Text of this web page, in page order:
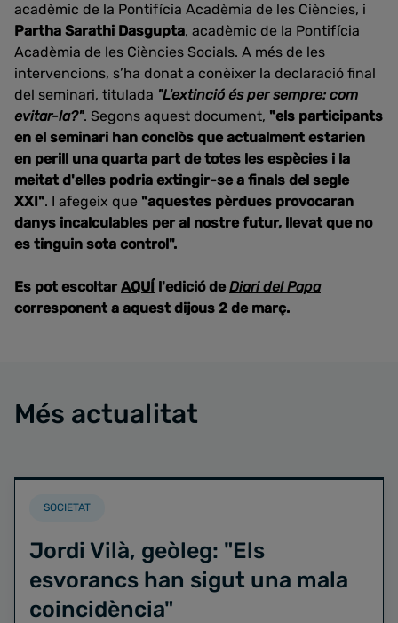
acadèmic de la Pontifícia Acadèmia de les Ciències, i
Partha Sarathi Dasgupta, acadèmic de la Pontifícia
Acadèmia de les Ciències Socials. A més de les
intervencions, s’ha donat a conèixer la declaració final
del seminari, titulada "L'extinció és per sempre: com
evitar-la?". Segons aquest document, "els participants
en el seminari han conclòs que actualment estarien
en perill una quarta part de totes les espècies i la
meitat d'elles podria extingir-se a finals del segle
XXI". I afegeix que "aquestes pèrdues provocaran
danys incalculables per al nostre futur, llevat que no
es tinguin sota control".
Es pot escoltar AQUÍ l'edició deDiari del Papa
corresponent a aquest dijous 2 de març.
Més actualitat
SOCIETAT
Jordi Vilà, geòleg: "Els
esvorancs han sigut una mala
coincidència"